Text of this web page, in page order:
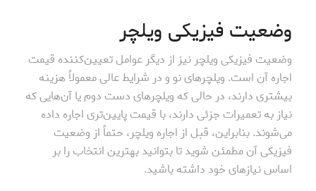
وضعیت فیزیکی ویلچر
وضعیت فیزیکی ویلچر نیز از دیگر عوامل تعیین‌کننده قیمت
اجاره آن است. ویلچرهای نو و در شرایط عالی معمولاً هزینه
بیشتری دارند، در حالی که ویلچرهای دست دوم یا آن‌هایی که
نیاز به تعمیرات جزئی دارند، با قیمت پایین‌تری اجاره داده
می‌شوند. بنابراین، قبل از اجاره ویلچر، حتماً از وضعیت
فیزیکی آن مطمئن شوید تا بتوانید بهترین انتخاب را بر
اساس نیازهای خود داشته باشید.